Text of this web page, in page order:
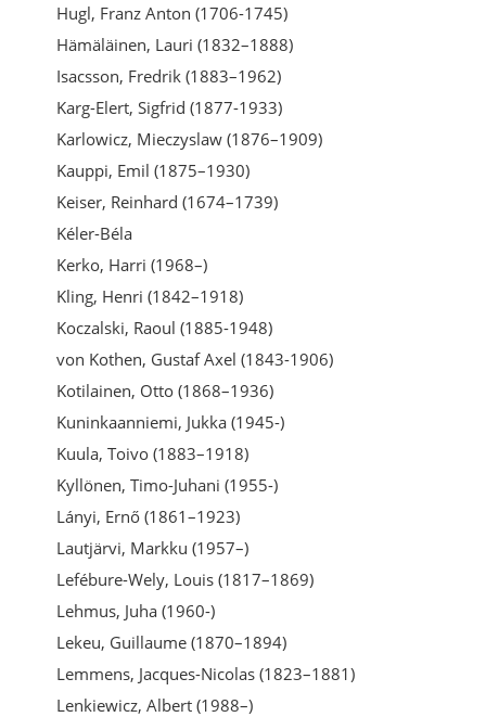
Hugl, Franz Anton (1706-1745)
Hämäläinen, Lauri (1832–1888)
Isacsson, Fredrik (1883–1962)
Karg-Elert, Sigfrid (1877-1933)
Karlowicz, Mieczyslaw (1876–1909)
Kauppi, Emil (1875–1930)
Keiser, Reinhard (1674–1739)
Kéler-Béla
Kerko, Harri (1968–)
Kling, Henri (1842–1918)
Koczalski, Raoul (1885-1948)
von Kothen, Gustaf Axel (1843-1906)
Kotilainen, Otto (1868–1936)
Kuninkaanniemi, Jukka (1945-)
Kuula, Toivo (1883–1918)
Kyllönen, Timo-Juhani (1955-)
Lányi, Ernő (1861–1923)
Lautjärvi, Markku (1957–)
Lefébure-Wely, Louis (1817–1869)
Lehmus, Juha (1960-)
Lekeu, Guillaume (1870–1894)
Lemmens, Jacques-Nicolas (1823–1881)
Lenkiewicz, Albert (1988–)